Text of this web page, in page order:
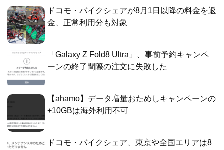
ドコモ・バイクシェアが8月1日以降の料金を返
金、正常利用分も対象
「Galaxy Z Fold8 Ultra」、事前予約キャンペ
ーンの終了間際の注文に失敗した
【ahamo】データ増量おためしキャンペーンの
+10GBは海外利用不可
ドコモ・バイクシェア、東京や全国エリアは8